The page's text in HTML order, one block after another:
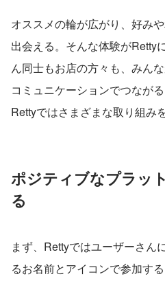
オススメの輪が広がり、好み
出会える。そんな体験がRetty
ん同士もお店の方々も、みん
コミュニケーションでつなが
Rettyではさまざまな取り組み
ポジティブなプラッ
る
まず、Rettyではユーザーさん
るお名前とアイコンで参加す